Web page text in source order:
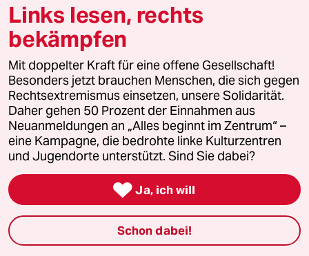
bundestalk
fernverbindung
klima update°
Mauerecho
Freie Rede
reingehen
Newsletter
Links lesen, rechts
bekämpfen
Mit doppelter Kraft für eine offene Gesellschaft!
Besonders jetzt brauchen Menschen, die sich gegen
Rechtsextremismus einsetzen, unsere Solidarität.
Daher gehen 50 Prozent der Einnahmen aus
Neuanmeldungen an „Alles beginnt im Zentrum“ –
eine Kampagne, die bedrohte linke Kulturzentren
und Jugendorte unterstützt. Sind Sie dabei?
 Ja, ich will
Schon dabei!